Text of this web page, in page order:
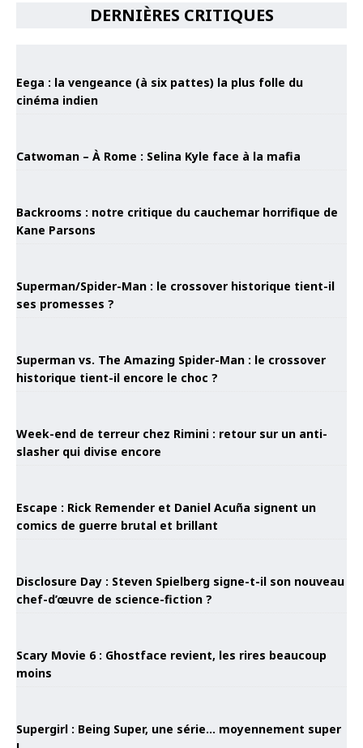
DERNIÈRES CRITIQUES
Eega : la vengeance (à six pattes) la plus folle du
cinéma indien
Catwoman – À Rome : Selina Kyle face à la mafia
Backrooms : notre critique du cauchemar horrifique de
Kane Parsons
Superman/Spider-Man : le crossover historique tient-il
ses promesses ?
Superman vs. The Amazing Spider-Man : le crossover
historique tient-il encore le choc ?
Week-end de terreur chez Rimini : retour sur un anti-
slasher qui divise encore
Escape : Rick Remender et Daniel Acuña signent un
comics de guerre brutal et brillant
Disclosure Day : Steven Spielberg signe-t-il son nouveau
chef-d’œuvre de science-fiction ?
Scary Movie 6 : Ghostface revient, les rires beaucoup
moins
Supergirl : Being Super, une série… moyennement super